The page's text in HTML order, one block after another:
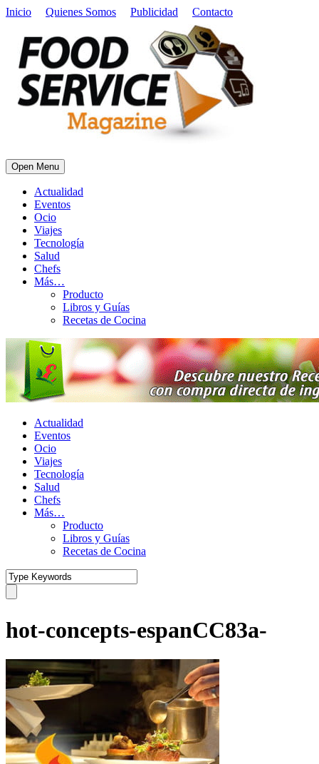
Inicio Quienes Somos Publicidad Contacto
Open Menu
Actualidad
Eventos
Ocio
Viajes
Tecnología
Salud
Chefs
Más…
Producto
Libros y Guías
Recetas de Cocina
Actualidad
Eventos
Ocio
Viajes
Tecnología
Salud
Chefs
Más…
Producto
Libros y Guías
Recetas de Cocina
hot-concepts-espanCC83a-